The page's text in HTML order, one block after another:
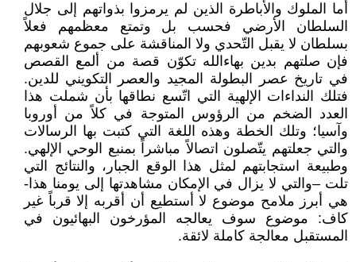
أما الملوك والأباطرة الذين لم يرمزوا بذواتهم إلى جلال
السلطان الأرضي فحسب بل وتمتع معظمهم فعلاً
بسلطان لا يقبل التّحدي ولا المناقشة على جموع شعوبهم
فإن صلتهم بدين بهاءالله تكوّن قصة من ألمع القصص
في تاريخ عصر البطولة المجيد والعصر التكويني للدين.
فتلك النداءات الإلهية التي اتّسع نطاقها بأن شملت هذا
العدد الضخم من الرؤوس المتوجة في كلاً من أوروبا
وآسيا؛ وتلك الخطة وهذه اللغة التي كتبت بها الرسالات
والتي جعلتهم يتّصلون اتصالاً مباشراً بمنبع الوحي الإلهي.
وطبيعة استجابتهم لمثل هذا الوقع الجبار، والنتائج التي
تلت –والتي لا يزال في الإمكان مشاهدتها إلى يومنا هذا-
هي أبرز ملامح موضوع لا أستطيع أن أقربه إلا قرباً غير
كاف: موضوع سوف يعالجه المؤرخون البهائيون في
المستقبل معالجة كاملة لائقة.